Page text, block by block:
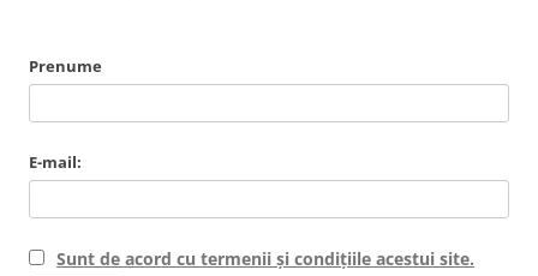
Prenume
E-mail:
Sunt de acord cu termenii și condițiile acestui site.